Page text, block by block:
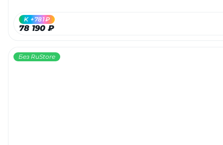
78 190 ₽
K +781₽
Без RuStore